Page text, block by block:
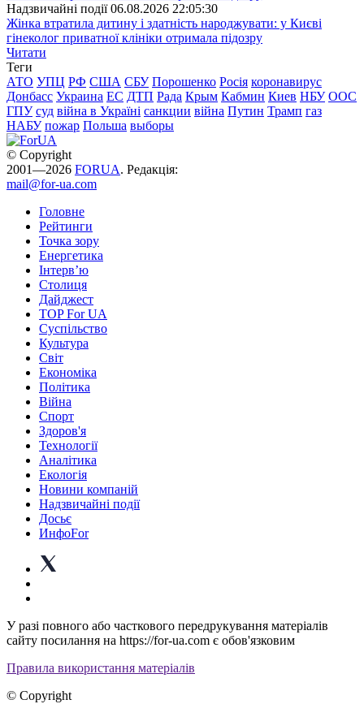
Надзвичайні події 06.08.2026 22:05:30
Жінка втратила дитину і здатність народжувати: у Києві
гінеколог приватної клініки отримала підозру
Читати
Теги
АТО УПЦ РФ США СБУ Порошенко Росія коронавирус
Донбасс Украина ЕС ДТП Рада Крым Кабмин Киев НБУ ООС
ГПУ суд війна в Україні санкции війна Путин Трамп газ
НАБУ пожар Польша выборы
© Copyright
2001—2026 FORUA. Редакція:
mail@for-ua.com
Головне
Рейтинги
Точка зору
Енергетика
Інтерв’ю
Столиця
Дайджест
TOP For UA
Суспiльство
Культура
Світ
Економіка
Політика
Війна
Спорт
Здоров'я
Технології
Аналітика
Екологія
Новини компаній
Надзвичайні події
Досьє
ИнфоFor
У разі повного або часткового передрукування матеріалів
сайту посилання на https://for-ua.com є обов'язковим
Правила використання матеріалів
© Copyright